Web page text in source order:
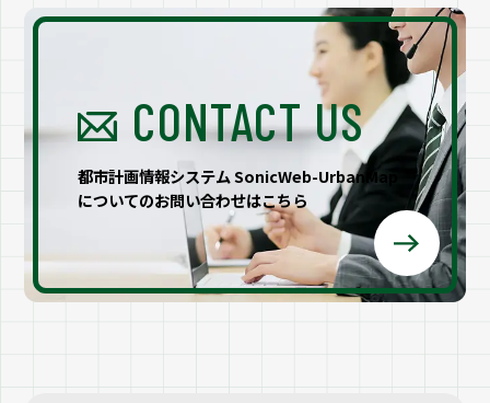
CONTACT US
都市計画情報システム SonicWeb-UrbanMap
についてのお問い合わせはこちら